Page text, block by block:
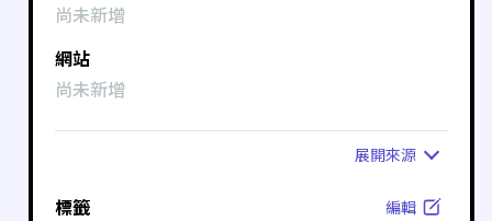
尚未新增
網站
尚未新增
展開來源
標籤 編輯